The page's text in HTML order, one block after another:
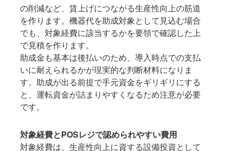
の削減など、賃上げにつながる生産性向上の筋道
を作ります。機器代を助成対象として見込む場合
でも、対象経費に該当するかを要領で確認した上
で見積を作ります。
助成金も基本は後払いのため、導入時点での支払
いに耐えられるかが現実的な判断材料になりま
す。助成が出る前提で手元資金をギリギリにする
と、運転資金が詰まりやすくなるため注意が必要
です。
対象経費とPOSレジで認められやすい費用
対象経費は、生産性向上に資する設備投資として